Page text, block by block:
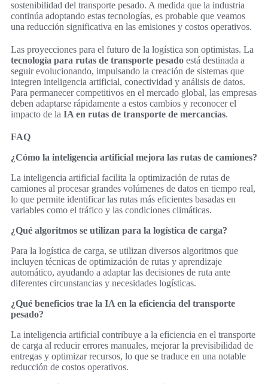
sostenibilidad del transporte pesado. A medida que la industria
continúa adoptando estas tecnologías, es probable que veamos
una reducción significativa en las emisiones y costos operativos.
Las proyecciones para el futuro de la logística son optimistas. La
tecnología para rutas de transporte pesado está destinada a
seguir evolucionando, impulsando la creación de sistemas que
integren inteligencia artificial, conectividad y análisis de datos.
Para permanecer competitivos en el mercado global, las empresas
deben adaptarse rápidamente a estos cambios y reconocer el
impacto de la IA en rutas de transporte de mercancías.
FAQ
¿Cómo la inteligencia artificial mejora las rutas de camiones?
La inteligencia artificial facilita la optimización de rutas de
camiones al procesar grandes volúmenes de datos en tiempo real,
lo que permite identificar las rutas más eficientes basadas en
variables como el tráfico y las condiciones climáticas.
¿Qué algoritmos se utilizan para la logística de carga?
Para la logística de carga, se utilizan diversos algoritmos que
incluyen técnicas de optimización de rutas y aprendizaje
automático, ayudando a adaptar las decisiones de ruta ante
diferentes circunstancias y necesidades logísticas.
¿Qué beneficios trae la IA en la eficiencia del transporte
pesado?
La inteligencia artificial contribuye a la eficiencia en el transporte
de carga al reducir errores manuales, mejorar la previsibilidad de
entregas y optimizar recursos, lo que se traduce en una notable
reducción de costos operativos.